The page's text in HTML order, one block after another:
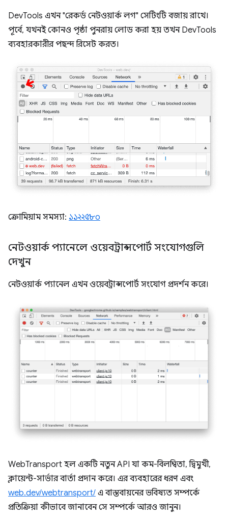
DevTools এখন "রেকর্ড নেটওয়ার্ক লগ" সেটিংটি বজায় রাখে।
পূর্বে, যখনই কোনও পৃষ্ঠা পুনরায় লোড করা হয় তখন DevTools
ব্যবহারকারীর পছন্দ রিসেট করত।
ক্রোমিয়াম সমস্যা: ১১২২৫৮০
নেটওয়ার্ক প্যানেলে ওয়েবট্রান্সপোর্ট সংযোগগুলি
দেখুন
নেটওয়ার্ক প্যানেল এখন ওয়েবট্রান্সপোর্ট সংযোগ প্রদর্শন করে।
WebTransport হল একটি নতুন API যা কম-বিলম্বিতা, দ্বিমুখী,
ক্লায়েন্ট-সার্ভার বার্তা প্রদান করে। এর ব্যবহারের ধরণ এবং
web.dev/webtransport/ এ বাস্তবায়নের ভবিষ্যত সম্পর্কে
প্রতিক্রিয়া কীভাবে জানাবেন সে সম্পর্কে আরও জানুন।